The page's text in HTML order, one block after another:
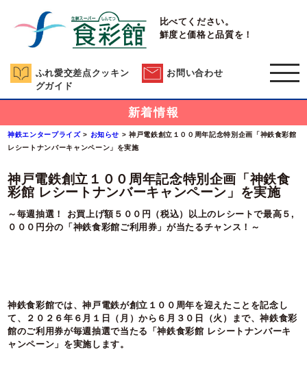
比べてください。
鮮度と価格と品質を！
お問い合わせ
ふれ愛交差点クッキン
グガイド
新着情報
神鉄エンタープライズ> お知らせ >神戸電鉄創立１００周年記念特別企画「神鉄食彩館
レシートナンバーキャンペーン」を実施
神戸電鉄創立１００周年記念特別企画「神鉄食
彩館 レシートナンバーキャンペーン」を実施
～毎週抽選！ お買上げ額５００円（税込）以上のレシートで最高５,
０００円分の「神鉄食彩館ご利用券」が当たるチャンス！～
神鉄食彩館では、神戸電鉄が創立１００周年を迎えたことを記念し
て、２０２６年６月１日（月）から６月３０日（火）まで、神鉄食彩
館のご利用券が毎週抽選で当たる「神鉄食彩館 レシートナンバーキ
ャンペーン」を実施します。